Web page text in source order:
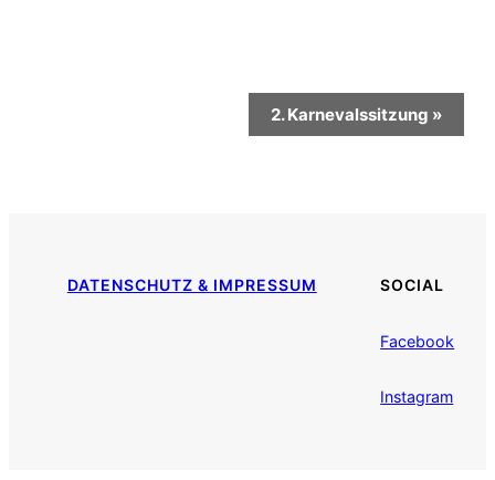
Veranstaltung2. Karnevalssitzung »
DATENSCHUTZ & IMPRESSUM SOCIAL
Facebook
Instagram